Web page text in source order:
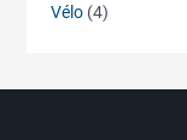
Vélo (4)